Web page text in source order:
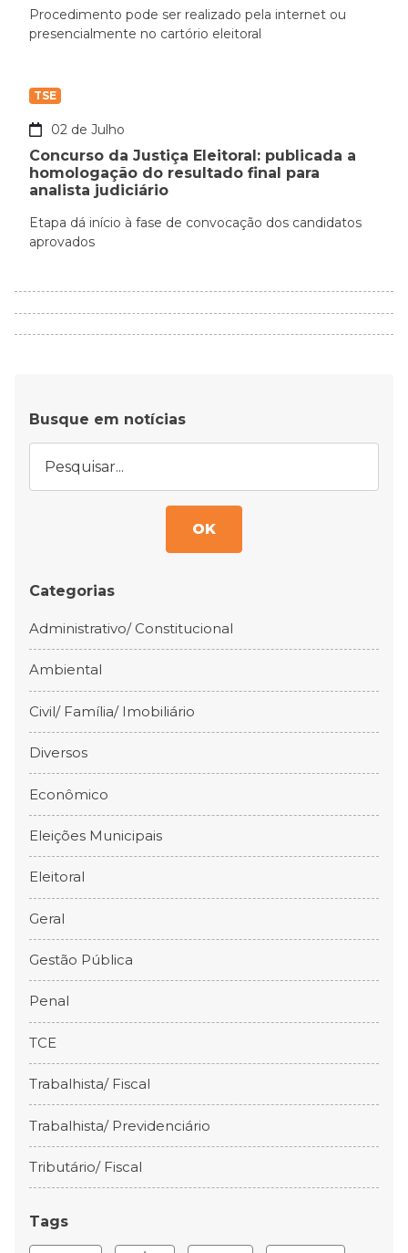
Procedimento pode ser realizado pela internet ou
presencialmente no cartório eleitoral
TSE
02 de Julho
Concurso da Justiça Eleitoral: publicada a
homologação do resultado final para
analista judiciário
Etapa dá início à fase de convocação dos candidatos
aprovados
Busque em notícias
OK
Categorias
Administrativo/ Constitucional
Ambiental
Civil/ Família/ Imobiliário
Diversos
Econômico
Eleições Municipais
Eleitoral
Geral
Gestão Pública
Penal
TCE
Trabalhista/ Fiscal
Trabalhista/ Previdenciário
Tributário/ Fiscal
Tags